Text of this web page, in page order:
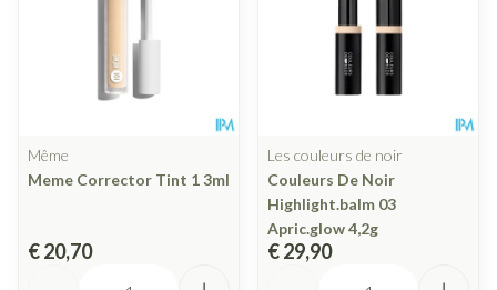
Même
Meme Corrector Tint 1 3ml
€ 20,70
Les couleurs de noir
Couleurs De Noir
Highlight.balm 03
Apric.glow 4,2g
€ 29,90